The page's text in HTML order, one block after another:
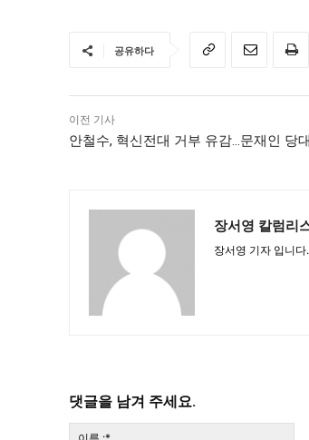
공유하다
이전 기사
안철수, 혁신전대 거부 유감…문재인 당
장서영 칼럼리
장서영 기자 입니다.
댓글을 남겨 주세요.